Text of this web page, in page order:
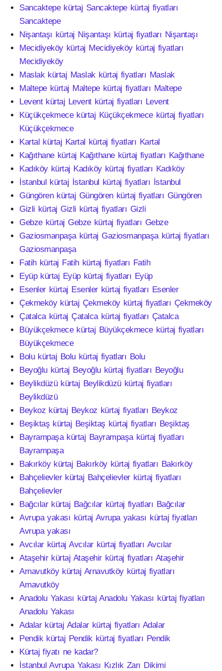
Sancaktepe kürtaj Sancaktepe kürtaj fiyatları
Sancaktepe
Nişantaşı kürtaj Nişantaşı kürtaj fiyatları Nişantaşı
Mecidiyeköy kürtaj Mecidiyeköy kürtaj fiyatları
Mecidiyeköy
Maslak kürtaj Maslak kürtaj fiyatları Maslak
Maltepe kürtaj Maltepe kürtaj fiyatları Maltepe
Levent kürtaj Levent kürtaj fiyatları Levent
Küçükçekmece kürtaj Küçükçekmece kürtaj fiyatları
Küçükçekmece
Kartal kürtaj Kartal kürtaj fiyatları Kartal
Kağıthane kürtaj Kağıthane kürtaj fiyatları Kağıthane
Kadıköy kürtaj Kadıköy kürtaj fiyatları Kadıköy
İstanbul kürtaj İstanbul kürtaj fiyatları İstanbul
Güngören kürtaj Güngören kürtaj fiyatları Güngören
Gizli kürtaj Gizli kürtaj fiyatları Gizli
Gebze kürtaj Gebze kürtaj fiyatları Gebze
Gaziosmanpaşa kürtaj Gaziosmanpaşa kürtaj fiyatları
Gaziosmanpaşa
Fatih kürtaj Fatih kürtaj fiyatları Fatih
Eyüp kürtaj Eyüp kürtaj fiyatları Eyüp
Esenler kürtaj Esenler kürtaj fiyatları Esenler
Çekmeköy kürtaj Çekmeköy kürtaj fiyatları Çekmeköy
Çatalca kürtaj Çatalca kürtaj fiyatları Çatalca
Büyükçekmece kürtaj Büyükçekmece kürtaj fiyatları
Büyükçekmece
Bolu kürtaj Bolu kürtaj fiyatları Bolu
Beyoğlu kürtaj Beyoğlu kürtaj fiyatları Beyoğlu
Beylikdüzü kürtaj Beylikdüzü kürtaj fiyatları
Beylikdüzü
Beykoz kürtaj Beykoz kürtaj fiyatları Beykoz
Beşiktaş kürtaj Beşiktaş kürtaj fiyatları Beşiktaş
Bayrampaşa kürtaj Bayrampaşa kürtaj fiyatları
Bayrampaşa
Bakırköy kürtaj Bakırköy kürtaj fiyatları Bakırköy
Bahçelievler kürtaj Bahçelievler kürtaj fiyatları
Bahçelievler
Bağcılar kürtaj Bağcılar kürtaj fiyatları Bağcılar
Avrupa yakası kürtaj Avrupa yakası kürtaj fiyatları
Avrupa yakası
Avcılar kürtaj Avcılar kürtaj fiyatları Avcılar
Ataşehir kürtaj Ataşehir kürtaj fiyatları Ataşehir
Arnavutköy kürtaj Arnavutköy kürtaj fiyatları
Arnavutköy
Anadolu Yakası kürtaj Anadolu Yakası kürtaj fiyatları
Anadolu Yakası
Adalar kürtaj Adalar kürtaj fiyatları Adalar
Pendik kürtaj Pendik kürtaj fiyatları Pendik
Kürtaj fiyatı ne kadar?
İstanbul Avrupa Yakası Kızlık Zarı Dikimi